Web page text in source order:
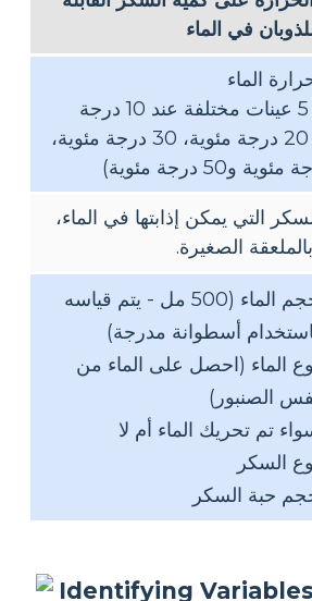
في الماء
الماء
(نطاق 5 عينات مختلفة عند 10 درجة
مئوية، 20 درجة مئوية، 30 درجة مئوية،
التي يمكن إذابتها في الماء،
الصغيرة.
حجم الماء (500 مل - يتم قياسه
أسطوانة مدرجة)
الماء (احصل على الماء من
الصنبور)
تم تحريك الماء أم لا
السكر
حبة السكر